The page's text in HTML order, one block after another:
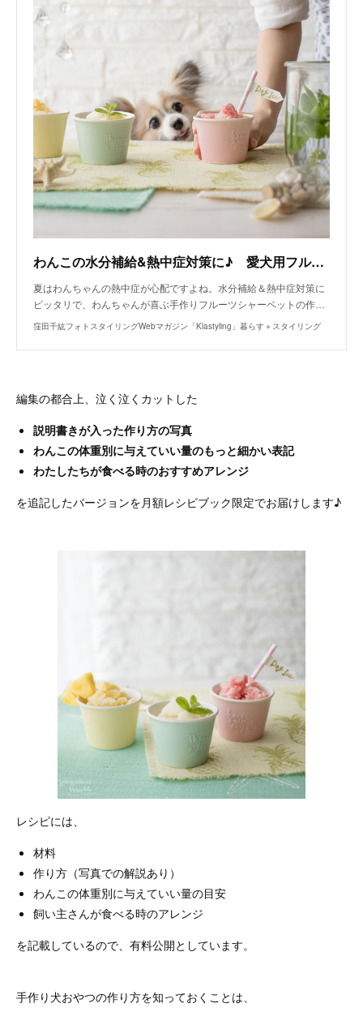
わんこの水分補給&熱中症対策に♪ 愛犬用フルーツシャーベットの作り方 : 窪田千紘フォトスタイリングWebマガジン「Klastyling」暮らす＋スタイリング
夏はわんちゃんの熱中症が心配ですよね。水分補給＆熱中症対策に
ピッタリで、わんちゃんが喜ぶ手作りフルーツシャーベットの作…
窪田千紘フォトスタイリングWebマガジン「Klastyling」暮らす＋スタイリング
編集の都合上、泣く泣くカットした
説明書きが入った作り方の写真
わんこの体重別に与えていい量のもっと細かい表記
わたしたちが食べる時のおすすめアレンジ
を追記したバージョンを月額レシピブック限定でお届けします♪
レシピには、
材料
作り方（写真での解説あり）
わんこの体重別に与えていい量の目安
飼い主さんが食べる時のアレンジ
を記載しているので、有料公開としています。
手作り犬おやつの作り方を知っておくことは、